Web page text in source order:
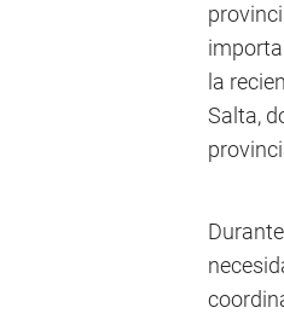
la
Salta,